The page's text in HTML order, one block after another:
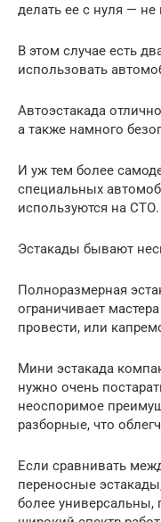
делать ее с нуля —
В этом случае есть
использовать
Автоэстакада
а также намного
И уж тем более
специальных
используются на СТО.
Эстакады бывают
Полноразмерная
ограничивает
провести, или
Мини эстакада
нужно очень
неоспоримое
разборные, что
Если сравнивать
переносные
более